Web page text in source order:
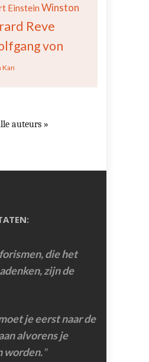
Einstein Winston
Reve
von
Kan
auteurs »
die het
zijn de
je eerst naar de
alvorens je
worden.